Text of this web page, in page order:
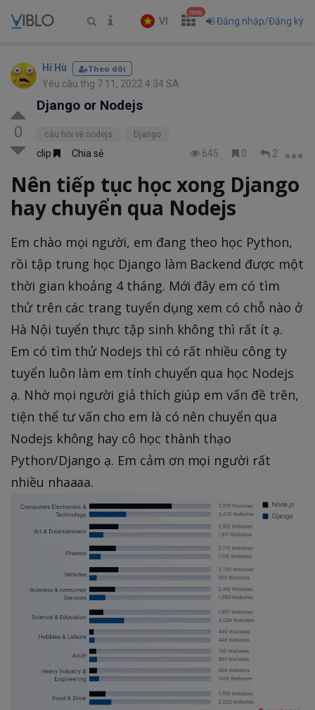
VI
new
Đăng nhập/Đăng ký
Hí Hù Theo dõi
Yêu cầu thg 7 11, 2022 4:34 SA
0
Django or Nodejs
câu hỏi về nodejs Django
clip Chia sẻ 645 0 2
Nên tiếp tục học xong Django
hay chuyển qua Nodejs
Em chào mọi người, em đang theo học Python,
rồi tập trung học Django làm Backend được một
thời gian khoảng 4 tháng. Mới đây em có tìm
thử trên các trang tuyển dụng xem có chỗ nào ở
Hà Nội tuyển thực tập sinh không thì rất ít ạ.
Em có tìm thử Nodejs thì có rất nhiều công ty
tuyển luôn làm em tính chuyển qua học Nodejs
ạ. Nhờ mọi người giả thích giúp em vấn đề trên,
tiện thể tư vấn cho em là có nên chuyển qua
Nodejs không hay cô học thành thạo
Python/Django ạ. Em cảm ơn mọi người rất
nhiều nhaaaa.